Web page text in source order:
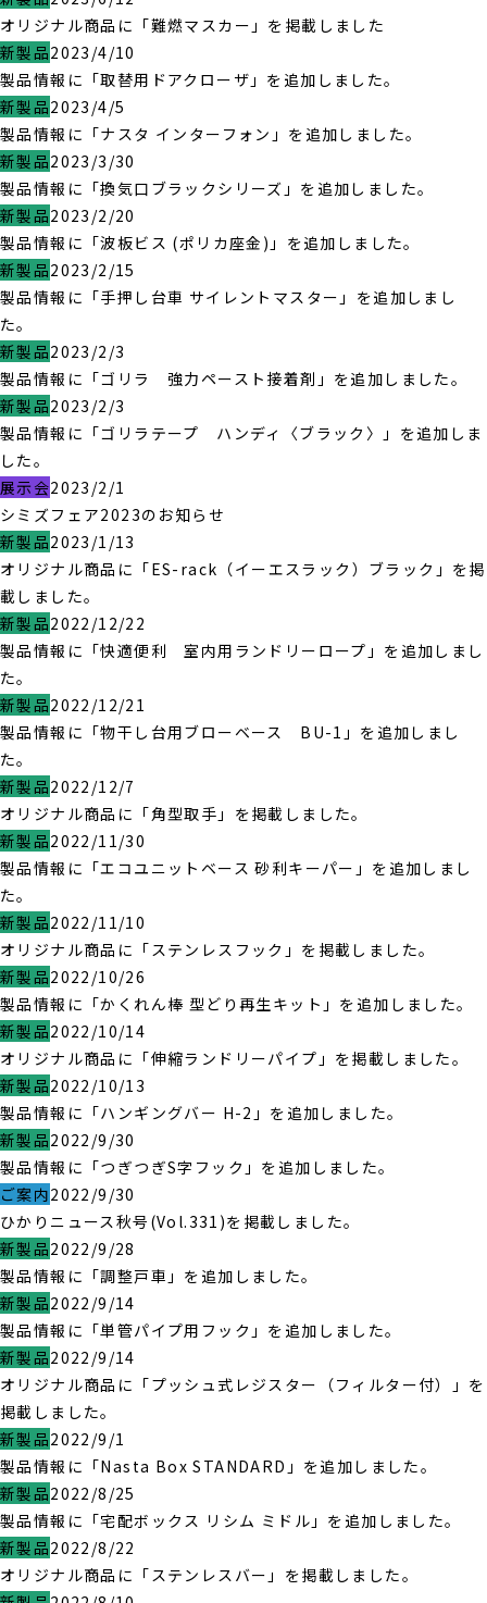
オリジナル商品に「難燃マスカー」を掲載しました
新製品2023/4/10
製品情報に「取替用ドアクローザ」を追加しました。
新製品2023/4/5
製品情報に「ナスタ インターフォン」を追加しました。
新製品2023/3/30
製品情報に「換気口ブラックシリーズ」を追加しました。
新製品2023/2/20
製品情報に「波板ビス (ポリカ座金)」を追加しました。
新製品2023/2/15
製品情報に「手押し台車 サイレントマスター」を追加しまし
た。
新製品2023/2/3
製品情報に「ゴリラ 強力ペースト接着剤」を追加しました。
新製品2023/2/3
製品情報に「ゴリラテープ ハンディ〈ブラック〉」を追加しま
した。
展示会2023/2/1
シミズフェア2023のお知らせ
新製品2023/1/13
オリジナル商品に「ES-rack（イーエスラック）ブラック」を掲
載しました。
新製品2022/12/22
製品情報に「快適便利 室内用ランドリーロープ」を追加しまし
た。
新製品2022/12/21
製品情報に「物干し台用ブローベース BU-1」を追加しまし
た。
新製品2022/12/7
オリジナル商品に「角型取手」を掲載しました。
新製品2022/11/30
製品情報に「エコユニットベース 砂利キーパー」を追加しまし
た。
新製品2022/11/10
オリジナル商品に「ステンレスフック」を掲載しました。
新製品2022/10/26
製品情報に「かくれん棒 型どり再生キット」を追加しました。
新製品2022/10/14
オリジナル商品に「伸縮ランドリーパイプ」を掲載しました。
新製品2022/10/13
製品情報に「ハンギングバー H-2」を追加しました。
新製品2022/9/30
製品情報に「つぎつぎS字フック」を追加しました。
ご案内2022/9/30
ひかりニュース秋号(Vol.331)を掲載しました。
新製品2022/9/28
製品情報に「調整戸車」を追加しました。
新製品2022/9/14
製品情報に「単管パイプ用フック」を追加しました。
新製品2022/9/14
オリジナル商品に「プッシュ式レジスター（フィルター付）」を
掲載しました。
新製品2022/9/1
製品情報に「Nasta Box STANDARD」を追加しました。
新製品2022/8/25
製品情報に「宅配ボックス リシム ミドル」を追加しました。
新製品2022/8/22
オリジナル商品に「ステンレスバー」を掲載しました。